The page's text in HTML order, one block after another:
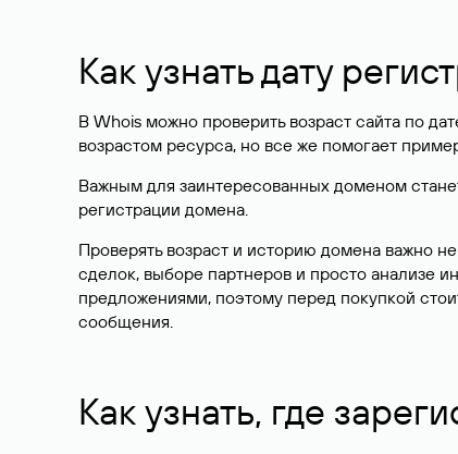
Как узнать дату
В Whois можно проверить возраст сайта по
возрастом ресурса, но все же помогает
Важным для заинтересованных доменом
регистрации домена.
Проверять возраст и историю домена важно
сделок, выборе партнеров и просто анализе
предложениями, поэтому перед покупкой
сообщения.
Как узнать, где